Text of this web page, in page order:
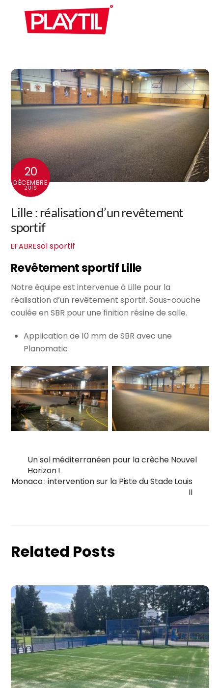
content
20
DÉCEMBRE
2019
Lille : réalisation d’un revêtement
sportif
EFABREsol sportif
Revêtement sportif Lille
Notre équipe est intervenue à Lille pour la
réalisation d’un revêtement sportif. Sous-couche
coulée en SBR pour une finition résine de salle.
Application de 10 mm de SBR avec une
Planomatic
Un sol méditerranéen pour la crèche Nouvel
Horizon !
Monaco : intervention sur la Piste du Stade Louis
II
Related Posts